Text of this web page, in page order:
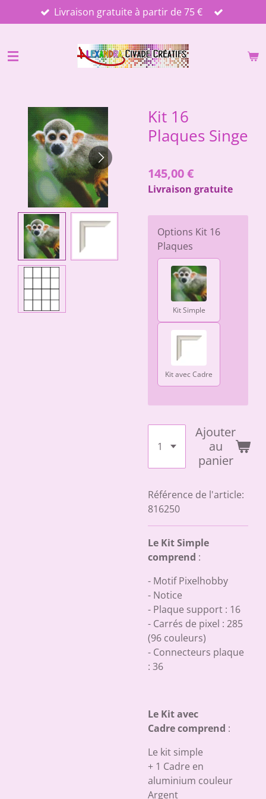
au
principal
Livraison gratuite à partir de 75 €
Kit 16
Plaques Singe
145,00 €
Livraison gratuite
Options Kit 16
Plaques
Kit Simple
Kit avec Cadre
Ajouter
au
panier
Référence de l'article:
816250
Le Kit Simple
comprend :
- Motif Pixelhobby
- Notice
- Plaque support : 16
- Carrés de pixel : 285
(96 couleurs)
- Connecteurs plaque
: 36
Le Kit avec
Cadre comprend :
Le kit simple
+ 1 Cadre en
aluminium couleur
Argent